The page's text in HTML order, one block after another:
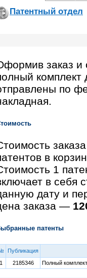
Патентный отдел
заказ и
комплект
по
в
1
в себя
дату и
заказа —
патенты
Публикация
1
2185346 Полный